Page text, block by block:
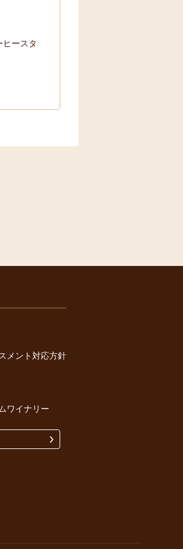
ヒースタ
メント対応方針
ワイナリー